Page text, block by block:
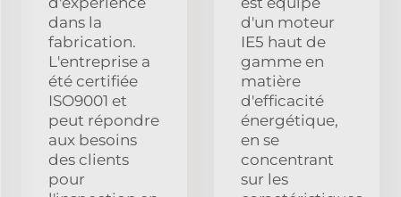
dans la
fabrication.
L'entreprise a
été certifiée
ISO9001 et
peut répondre
aux besoins
des clients
pour
d'un moteur
IE5 haut de
gamme en
matière
d'efficacité
énergétique,
en se
concentrant
sur les